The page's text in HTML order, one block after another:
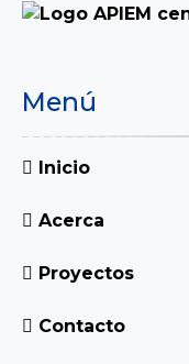
Menú
Inicio
Acerca
Proyectos
Contacto